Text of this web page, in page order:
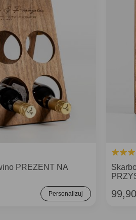
PREZENT NA
Personalizuj